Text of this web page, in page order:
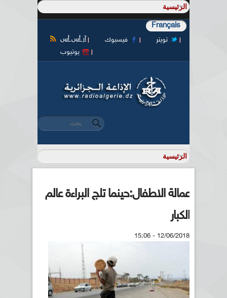
Français
آر أس أس فيسبوك
تويتر
يوتيوب
استمارة البحث
‏بحث ‏
عمالة الاطفال:حينما تلج البراءة عالم
الكبار
12/06/2018 - 15:06